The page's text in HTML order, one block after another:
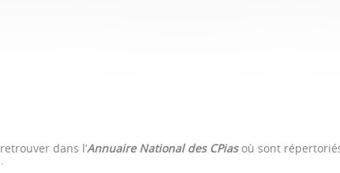
dans l’Annuaire National des CPiasoù sont